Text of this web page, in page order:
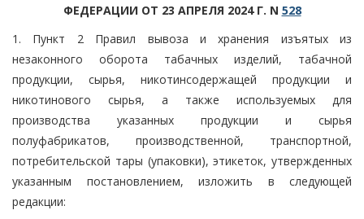
ФЕДЕРАЦИИ ОТ 23 АПРЕЛЯ 2024 Г. N 528
1. Пункт 2 Правил вывоза и хранения изъятых из
незаконного оборота табачных изделий, табачной
продукции, сырья, никотинсодержащей продукции и
никотинового сырья, а также используемых для
производства указанных продукции и сырья
полуфабрикатов, производственной, транспортной,
потребительской тары (упаковки), этикеток, утвержденных
указанным постановлением, изложить в следующей
редакции: